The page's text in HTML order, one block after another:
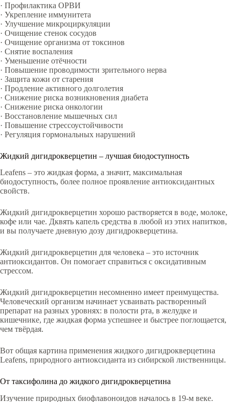
· Профилактика ОРВИ
· Укрепление иммунитета
· Улучшение микроциркуляции
· Очищение стенок сосудов
· Очищение организма от токсинов
· Снятие воспаления
· Уменьшение отёчности
· Повышение проводимости зрительного нерва
· Защита кожи от старения
· Продление активного долголетия
· Снижение риска возникновения диабета
· Снижение риска онкологии
· Восстановление мышечных сил
· Повышение стрессоустойчивости
· Регуляция гормональных нарушений
Жидкий дигидрокверцетин – лучшая биодоступность
Leafens – это жидкая форма, а значит, максимальная
биодоступность, более полное проявление антиоксидантных
свойств.
Жидкий дигидрокверцетин хорошо растворяется в воде, молоке,
кофе или чае. Дквять капель средства в любой из этих напитков,
и вы получаете дневную дозу дигидрокверцетина.
Жидкий дигидрокверцетин для человека – это источник
антиоксидантов. Он помогает справиться с оксидативным
стрессом.
Жидкий дигидрокверцетин несомненно имеет преимущества.
Человеческий организм начинает усваивать растворенный
препарат на разных уровнях: в полости рта, в желудке и
кишечнике, где жидкая форма успешнее и быстрее поглощается,
чем твёрдая.
Вот общая картина применения жидкого дигидрокверцетина
Leafens, природного антиоксиданта из сибирской лиственницы.
От таксифолина до жидкого дигидрокверцетина
Изучение природных биофлавоноидов началось в 19-м веке.